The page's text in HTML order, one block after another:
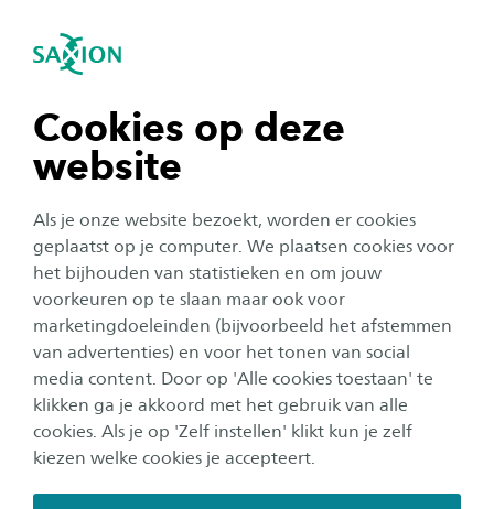
Cookies op deze
website
Als je onze website bezoekt, worden er cookies
geplaatst op je computer. We plaatsen cookies voor
het bijhouden van statistieken en om jouw
voorkeuren op te slaan maar ook voor
marketingdoeleinden (bijvoorbeeld het afstemmen
van advertenties) en voor het tonen van social
media content. Door op 'Alle cookies toestaan' te
klikken ga je akkoord met het gebruik van alle
cookies. Als je op 'Zelf instellen' klikt kun je zelf
kiezen welke cookies je accepteert.
Navigatie openen
tonen
tonen
tonen
tonen
sluiten
Integrale Veiligheidskunde
Subnavigatie tonen
Studie-inhoud
Wil je een bijdrage leveren aan veiligheid van
burgers en medewerkers? Bij hbo Integrale
Veiligheidskunde deeltijd leer je
veiligheidsvraagstukken integraal en in
samenwerking met andere veiligheidspartners
aan te pakken, zowel vanuit de overheid als in
het bedrijfsleven.
Plaats
Deventer
Studiebelasting